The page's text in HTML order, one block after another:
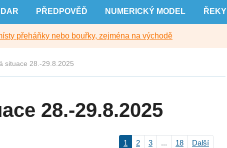
PŘEDPOVĚĎ NUMERICKÝ MODEL ŘEKY
přeháňky nebo bouřky, zejména na východě
situace 28.-29.8.2025
28.-29.8.2025
1 2 3 ... 18 Další